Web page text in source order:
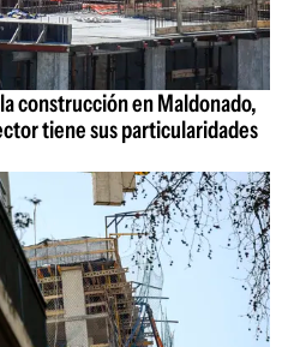
construcción en Maldonado,
tiene sus particularidades